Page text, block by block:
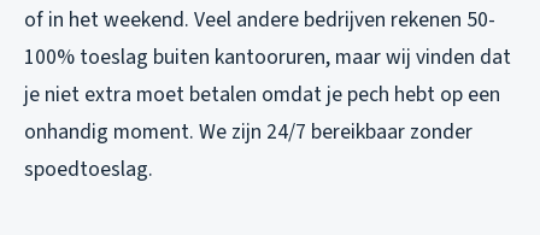
of in het weekend. Veel andere bedrijven rekenen 50-
100% toeslag buiten kantooruren, maar wij vinden dat
je niet extra moet betalen omdat je pech hebt op een
onhandig moment. We zijn 24/7 bereikbaar zonder
spoedtoeslag.